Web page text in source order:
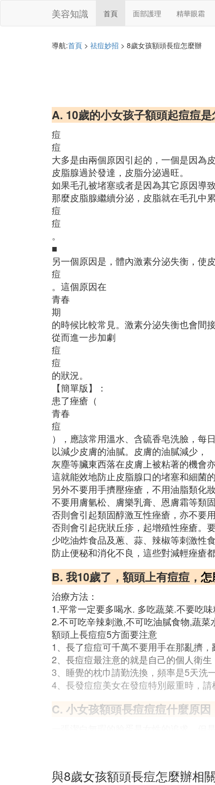
美容知識 首頁 面部護理 精華眼霜
導航:首頁 > 祛痘妙招 > 8歲女孩額頭長痘怎麼辦
A. 10歲的小女孩子額頭起痘痘
痘
痘
大多是由兩個原因引起的，一個是因為
皮脂腺過於發達，皮脂分泌過旺。
如果毛孔被堵塞或者是因為其它原因導
那麼皮脂腺繼續分泌，皮脂就在毛孔中
痘
痘
。
■
另一個原因是，體內激素分泌失衡，使
痘
。這個原因在
青春
期
的時候比較常見。激素分泌失衡也會間
從而進一步加劇
痘
痘
的狀況。
【簡單版】：
患了痤瘡（
青春
痘
），應該常用溫水、含硫香皂洗臉，每
以減少皮膚的油膩。皮膚的油膩減少，
灰塵等臟東西落在皮膚上被粘著的機會
這就能效地防止皮脂腺口的堵塞和細菌的
另外不要用手擠壓痤瘡，不用油脂類化
不要用膚氫松、膚樂乳膏、恩膚霜等類
否則會引起類固醇激互性痤瘡，亦不要
否則會引起疣狀丘疹，起增殖性痤瘡。
少吃油炸食品及蔥、蒜、辣椒等刺激性
防止便秘和消化不良，這些對減輕痤瘡
B. 我10歲了，額頭上有痘痘， 怎
治療方法：
1.平常一定要多喝水. 多吃蔬菜.不要吃
2.不可吃辛辣刺激,不可吃油膩食物,蔬菜
額頭上長痘痘5方面要注意
1、長了痘痘可千萬不要用手在那亂擠
2、長痘痘最注意的就是自己的個人衛生
3、睡覺的枕巾請勤洗換，頻率是5天洗
4、長發痘痘美女在發痘特別嚴重時，請
C. 小女孩額頭長痘痘痘什麼原因
一張潔白無瑕的臉蛋是女性的追求，
隨著大暑的到來，陽光中紫外線的強度
與8歲女孩額頭長痘怎麼辦相